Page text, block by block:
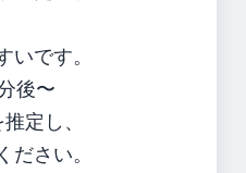
です。
後〜
定し、
さい。